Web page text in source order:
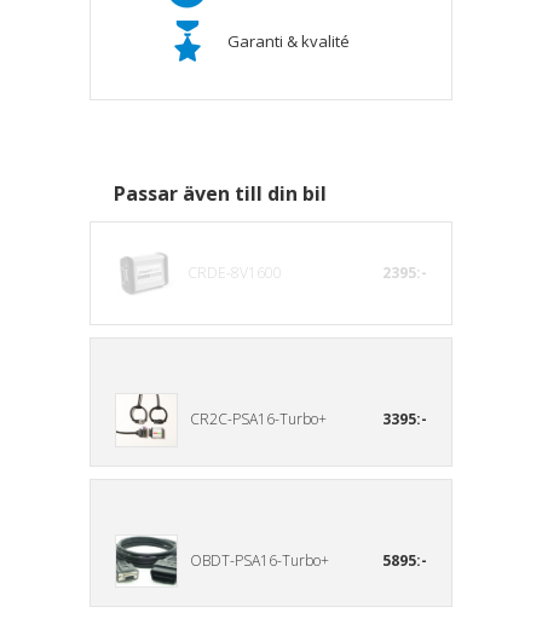
Garanti & kvalité
Passar även till din bil
CRDE-8V1600 2395:-
CR2C-PSA16-Turbo+ 3395:-
OBDT-PSA16-Turbo+ 5895:-